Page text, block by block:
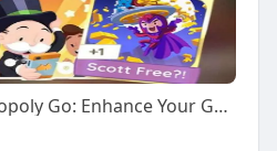
Buy Stickers for Monopoly Go: Enhance Your Game with Exclusive Monopoly Stickers and Unique Monopoly Cards